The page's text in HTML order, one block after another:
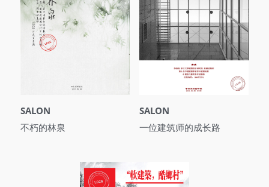
SALON
不朽的林泉
SALON
一位建筑师的成长路